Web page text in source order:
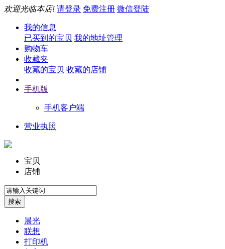
欢迎光临本店! 请登录 免费注册 微信登陆
我的信息
已买到的宝贝 我的地址管理
购物车
收藏夹
收藏的宝贝 收藏的店铺
手机版
手机客户端
营业执照
宝贝
店铺
晨光
联想
打印机